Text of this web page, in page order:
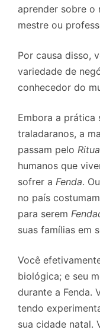
aprender sobre o
mestre ou
Por causa disso,
variedade de
conhecedor do
Embora a prática
traladaranos, a
passam pelo
humanos que
sofrer a Fenda.
no país
para serem
suas famílias em
Você
biológica; e seu
durante a Fenda.
tendo
sua cidade natal.